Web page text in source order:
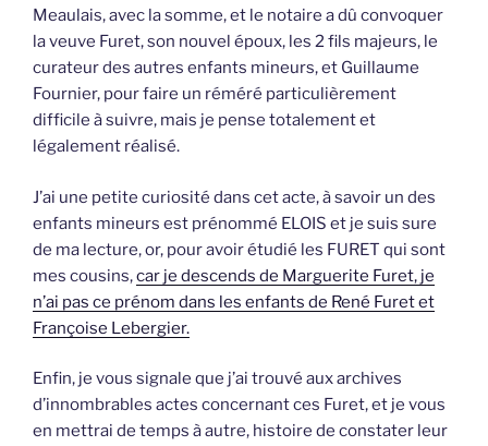
Meaulais, avec la somme, et le notaire a dû convoquer
la veuve Furet, son nouvel époux, les 2 fils majeurs, le
curateur des autres enfants mineurs, et Guillaume
Fournier, pour faire un réméré particulièrement
difficile à suivre, mais je pense totalement et
légalement réalisé.
J’ai une petite curiosité dans cet acte, à savoir un des
enfants mineurs est prénommé ELOIS et je suis sure
de ma lecture, or, pour avoir étudié les FURET qui sont
mes cousins,car je descends de Marguerite Furet, je
n’ai pas ce prénom dans les enfants de René Furet et
Françoise Lebergier.
Enfin, je vous signale que j’ai trouvé aux archives
d’innombrables actes concernant ces Furet, et je vous
en mettrai de temps à autre, histoire de constater leur